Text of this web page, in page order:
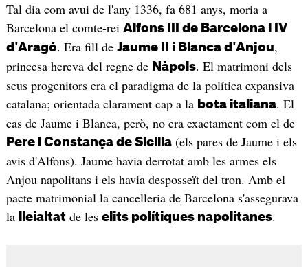
Tal dia com avui de l'any 1336, fa 681 anys, moria a
Barcelona el comte-rei Alfons III de Barcelona i IV
d'Aragó. Era fill de Jaume II i Blanca d'Anjou,
princesa hereva del regne de Nàpols. El matrimoni dels
seus progenitors era el paradigma de la política expansiva
catalana; orientada clarament cap a la bota italiana. El
cas de Jaume i Blanca, però, no era exactament com el de
Pere i Constança de Sicília(els pares de Jaume i els
avis d'Alfons). Jaume havia derrotat amb les armes els
Anjou napolitans i els havia desposseït del tron. Amb el
pacte matrimonial la cancelleria de Barcelona s'assegurava
la
lleialtatde les elits polítiques napolitanes.